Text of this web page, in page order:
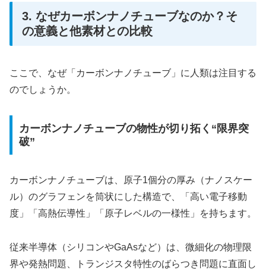
3. なぜカーボンナノチューブなのか？そ
の意義と他素材との比較
ここで、なぜ「カーボンナノチューブ」に人類は注目する
のでしょうか。
カーボンナノチューブの物性が切り拓く“限界突
破”
カーボンナノチューブは、原子1個分の厚み（ナノスケー
ル）のグラフェンを筒状にした構造で、「高い電子移動
度」「高熱伝導性」「原子レベルの一様性」を持ちます。
従来半導体（シリコンやGaAsなど）は、微細化の物理限
界や発熱問題、トランジスタ特性のばらつき問題に直面し